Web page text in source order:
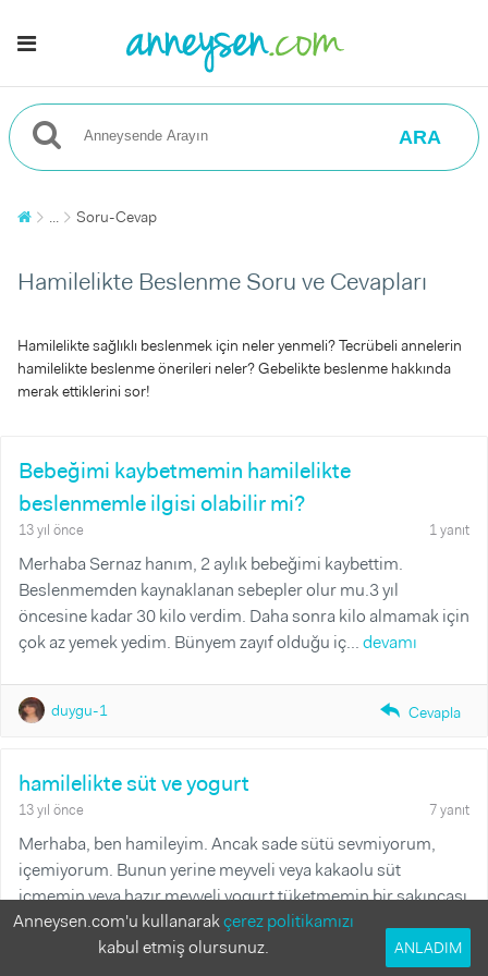
ARA
... Soru-Cevap
Hamilelikte Beslenme Soru ve Cevapları
Hamilelikte sağlıklı beslenmek için neler yenmeli? Tecrübeli annelerin
hamilelikte beslenme önerileri neler? Gebelikte beslenme hakkında
merak ettiklerini sor!
Bebeğimi kaybetmemin hamilelikte
beslenmemle ilgisi olabilir mi?
13 yıl önce 1 yanıt
Merhaba Sernaz hanım, 2 aylık bebeğimi kaybettim.
Beslenmemden kaynaklanan sebepler olur mu.3 yıl
öncesine kadar 30 kilo verdim. Daha sonra kilo almamak için
çok az yemek yedim. Bünyem zayıf olduğu iç...devamı
duygu-1 reply_fill Cevapla
hamilelikte süt ve yogurt
13 yıl önce 7 yanıt
Merhaba, ben hamileyim. Ancak sade sütü sevmiyorum,
içemiyorum. Bunun yerine meyveli veya kakaolu süt
içmemin veya hazır meyveli yogurt tüketmemin bir sakıncası
olur mu? Yoksa fayda yerine zarar mı ve...devamı
Anneysen.com'u kullanarakçerez politikamızı
kabul etmiş olursunuz.
ANLADIM
Yanıtlanmamış Sorular Yanıtlanmış Sorular